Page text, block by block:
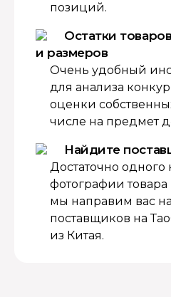
позиций.
Остатки
и размеров
Очень удобный
для анализа
оценки
числе на предмет
Найдите
Достаточно одного
фотографии
мы направим вас
поставщиков на
из Китая.